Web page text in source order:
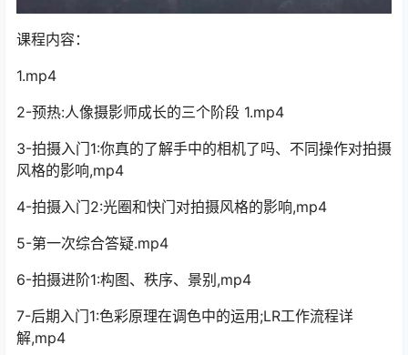
课程内容：
1.mp4
2-预热:人像摄影师成长的三个阶段 1.mp4
3-拍摄入门1:你真的了解手中的相机了吗、不同操作对拍摄
风格的影响,mp4
4-拍摄入门2:光圈和快门对拍摄风格的影响,mp4
5-第一次综合答疑.mp4
6-拍摄进阶1:构图、秩序、景别,mp4
7-后期入门1:色彩原理在调色中的运用;LR工作流程详
解,mp4